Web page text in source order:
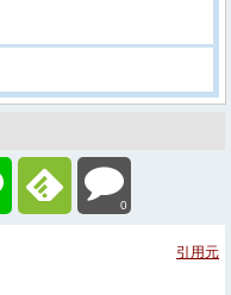
0
引用元